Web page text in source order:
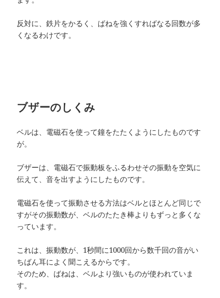
反対に、鉄片をかるく、ばねを強くすればなる回数が多
くなるわけです。
ブザーのしくみ
ベルは、電磁石を使って鐘をたたくようにしたものです
が。
ブザーは、電磁石で振動板をふるわせその振動を空気に
伝えて、音を出すようにしたものです。
電磁石を使って振動させる方法はベルとほとんど同じで
すがその振動数が、ベルのたたき棒よりもずっと多くな
っています。
これは、振動数が、1秒間に1000回から数千回の音がい
ちばん耳によく聞こえるからです。
そのため、ばねは、ベルより強いものが使われていま
す。